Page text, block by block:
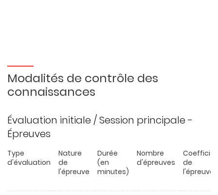
Modalités de contrôle des
connaissances
Évaluation initiale / Session principale -
Épreuves
Type
d'évaluation
Nature
de
l'épreuve
Durée
(en
minutes)
Nombre
d'épreuves
de
l'épreuve